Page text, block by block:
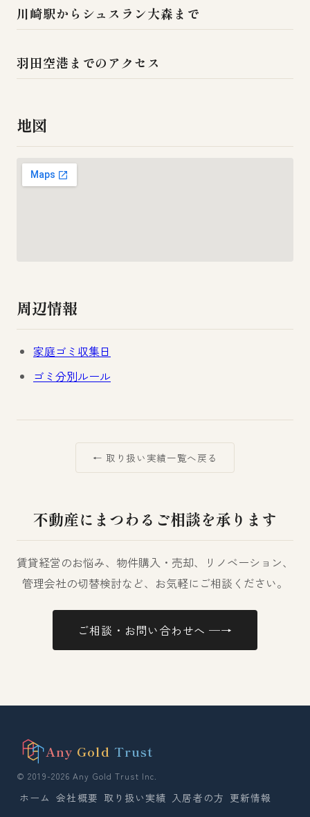
川崎駅からシュスラン大森まで
羽田空港までのアクセス
地図
周辺情報
家庭ゴミ収集日
ゴミ分別ルール
← 取り扱い実績一覧へ戻る
不動産にまつわるご相談を承ります
賃貸経営のお悩み、物件購入・売却、リノベーション、
管理会社の切替検討など、お気軽にご相談ください。
ご相談・お問い合わせへ ─→
Any Gold Trust
© 2019-2026 Any Gold Trust Inc.
ホーム 会社概要 取り扱い実績 入居者の方 更新情報